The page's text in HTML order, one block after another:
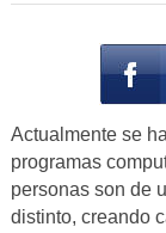
Actualmente se
programas
personas son de
distinto, creando